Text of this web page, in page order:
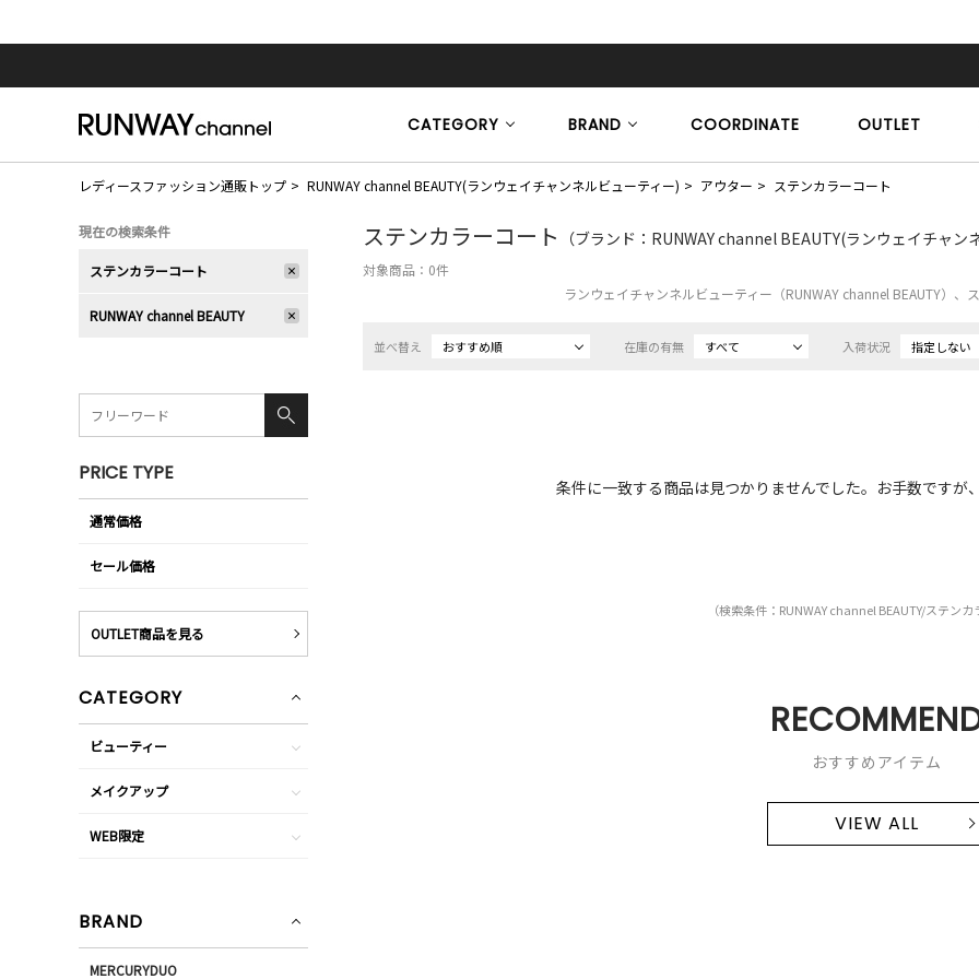
CATEGORY BRAND COORDINATE OUTLET
レディースファッション通販トップ RUNWAY channel BEAUTY(ランウェイチャンネルビューティー) アウター ステンカラーコート
ステンカラーコート （ブランド：RUNWAY channel BEAUTY(ランウェイチャン
対象商品： 0件
ランウェイチャンネルビューティー（RUNWAY channel BEAUTY）、
並べ替え おすすめ順 在庫の有無 すべて 入荷状況 指定しない
条件に一致する商品は見つかりませんでした。お手数ですが
（検索条件：RUNWAY channel BEAUTY/ステンカ
おすすめアイテム
VIEW ALL
現在の検索条件
ステンカラーコート
RUNWAY channel BEAUTY
PRICE TYPE
通常価格
セール価格
OUTLET商品を見る
CATEGORY
ビューティー
メイクアップ
WEB限定
BRAND
MERCURYDUO